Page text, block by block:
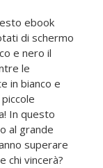
ebook
di schermo
e nero il
le
in bianco e
In questo
al grande
superare
chi vincerà?